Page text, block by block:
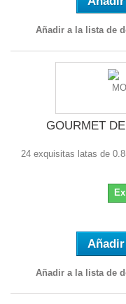
Añadir a la lista de
GOURMET
24 exquisitas latas de
Añadir a la lista de